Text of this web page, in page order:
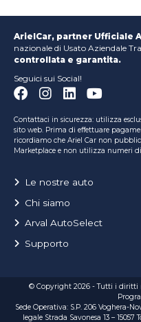
ArielCar, partner Ufficiale
nazionale di Usato Aziendale
controllata e garantita.
Seguici sui Social!
Contattaci in sicurezza: utilizza
sito web. Prima di effettuare
ricordiamo che Ariel Car non
Marketplace e non utilizza numeri
Le nostre auto
Chi siamo
Arval AutoSelect
Supporto
© Copyright 2026 - Tutti i diritti
Sede Operativa: S.P. 206 Voghera-
legale Strada Savonesa 13 – 15057